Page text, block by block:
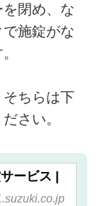
閉め、な
施錠がな
ちらは下
さい。
ービス |